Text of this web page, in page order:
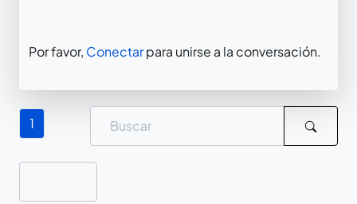
Por favor, Conectarpara unirse a la conversación.
1